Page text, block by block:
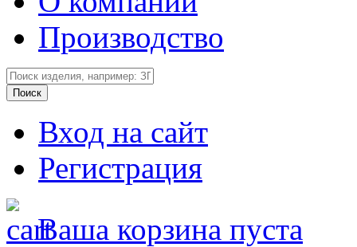
Производство
Вход на сайт
Регистрация
Ваша корзина пуста